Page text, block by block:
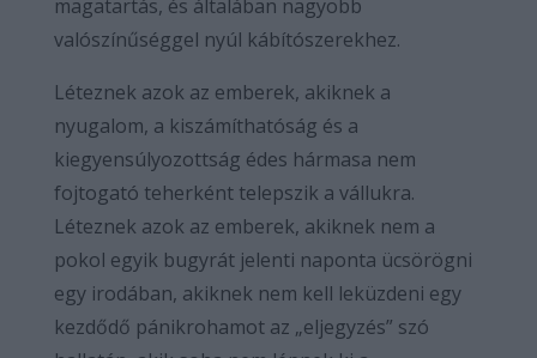
magatartás, és általában nagyobb
valószínűséggel nyúl kábítószerekhez.
Léteznek azok az emberek, akiknek a
nyugalom, a kiszámíthatóság és a
kiegyensúlyozottság édes hármasa nem
fojtogató teherként telepszik a vállukra.
Léteznek azok az emberek, akiknek nem a
pokol egyik bugyrát jelenti naponta ücsörögni
egy irodában, akiknek nem kell leküzdeni egy
kezdődő pánikrohamot az „eljegyzés” szó